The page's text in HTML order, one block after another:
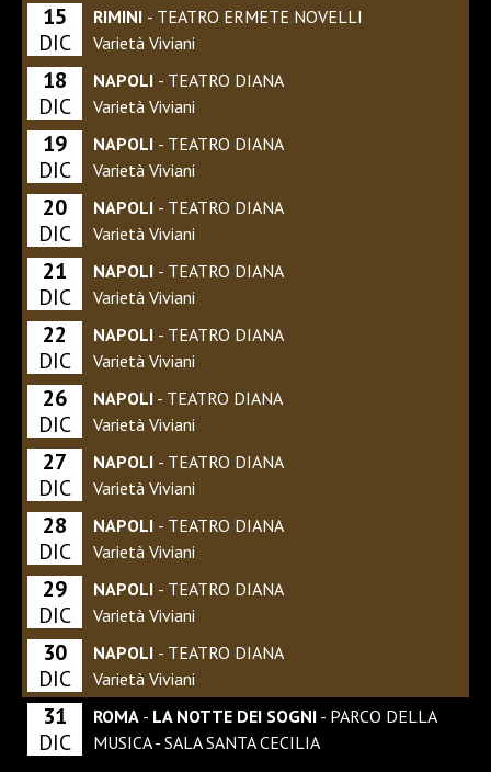
15
DIC
RIMINI - TEATRO ERMETE NOVELLI
Varietà Viviani
18
DIC
NAPOLI - TEATRO DIANA
Varietà Viviani
19
DIC
NAPOLI - TEATRO DIANA
Varietà Viviani
20
DIC
NAPOLI - TEATRO DIANA
Varietà Viviani
21
DIC
NAPOLI - TEATRO DIANA
Varietà Viviani
22
DIC
NAPOLI - TEATRO DIANA
Varietà Viviani
26
DIC
NAPOLI - TEATRO DIANA
Varietà Viviani
27
DIC
NAPOLI - TEATRO DIANA
Varietà Viviani
28
DIC
NAPOLI - TEATRO DIANA
Varietà Viviani
29
DIC
NAPOLI - TEATRO DIANA
Varietà Viviani
30
DIC
NAPOLI - TEATRO DIANA
Varietà Viviani
31
DIC
ROMA - LA NOTTE DEI SOGNI - PARCO DELLA
MUSICA - SALA SANTA CECILIA